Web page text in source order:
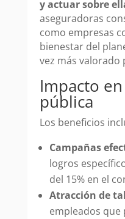
y actuar sobre
aseguradoras
como empresas
bienestar del
vez más
Impacto
pública
Los beneficios
Campañas
logros
del 15% en el
Atracción de
empleados